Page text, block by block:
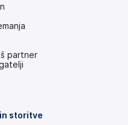
partner
storitve